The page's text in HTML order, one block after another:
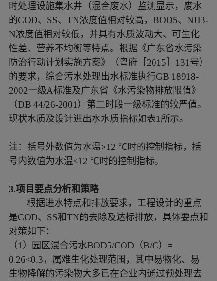
时处理设施集水井（混合废水）监测显示，废水
的COD、SS、TN浓度值相对较高，BOD5、NH3-
N浓度值相对较低，并具有水质波动大、可生化
性差、营养不均衡等特点。根据《广东省水污染
防治行动计划实施方案》（粤府［2015］131号）
的要求，综合污水处理出水标准执行GB 18918-
2002一级A标准及广东省《水污染物排放限值》
（DB 44/26-2001）第二时段一级标准的较严值。
现状水质及设计进出水水质指标如表1所示。
注：括号外数值为水温>12 ℃时的控制指标，括
号内数值为水温≤12 ℃时的控制指标。
3.项目要点分析和策略
根据进水特点和排放要求，工程设计的重点
是COD、SS和TN的去除及达标排放，具体要点和
对策如下：
（1）园区混合污水BOD5/COD（B/C）=
0.26<0.3，属难生化处理范围，其中易物化、易
生物降解的污染物大多已在企业内通过预处理去